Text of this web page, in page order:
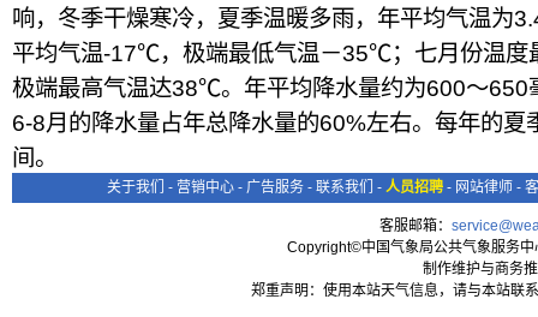
响，冬季干燥寒冷，夏季温暖多雨，年平均气温为
平均气温-17℃，极端最低气温－35℃；七月份温
极端最高气温达38℃。年平均降水量约为600～650
6-8月的降水量占年总降水量的60%左右。每年的夏
间。
关于我们 - 营销中心 - 广告服务 - 联系我们 - 人员招聘 - 网站律师 -
客服邮箱：
Copyright©中国气象局公共气象服务
制作维护与商务
郑重声明：使用本站天气信息，请与本站联